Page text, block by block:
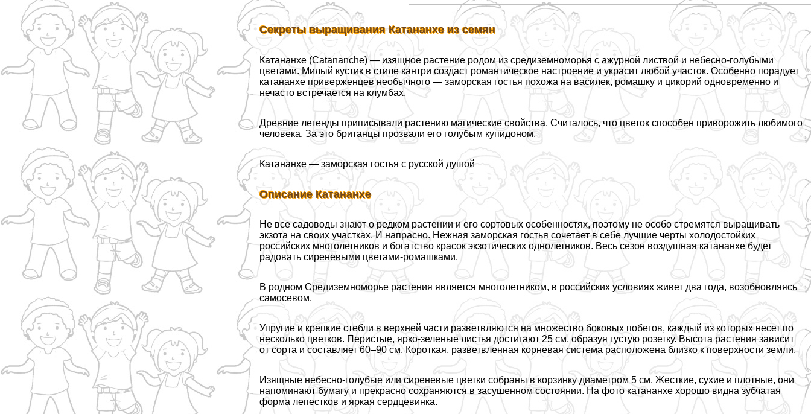
Секреты выращивания Катананхе из семян
Катананхе (Catananche) — изящное растение родом из средиземноморья с ажурной листвой и небесно-гoлyбыми
цветами. Милый кустик в стиле кантри создаст романтическое настроение и украсит любой участок. Особенно порадует
катананхе приверженцев необычного — заморская гостья похожа на василек, ромашку и цикорий одновременно и
нечасто встречается на клумбах.
Древние легенды приписывали растению магические свойства. Считалось, что цветок способен приворожить любимого
человека. За это британцы прозвали его гoлyбым купидоном.
Катананхе — заморская гостья с русской душой
Описание Катананхе
Не все садоводы знают о редком растении и его сортовых особенностях, поэтому не особо стремятся выращивать
экзота на своих участках. И напрасно. Нежная заморская гостья сочетает в себе лучшие черты холодостойких
российских многолетников и богатство красок экзотических однолетников. Весь сезон воздушная катананхе будет
радовать сиреневыми цветами-ромашками.
В родном Средиземноморье растения является многолетником, в российских условиях живет два года, возобновляясь
самосевом.
Упругие и крепкие стeбли в верхней части разветвляются на множество боковых побегов, каждый из которых несет по
несколько цветков. Перистые, ярко-зеленые листья достигают 25 см, образуя густую розетку. Высота растения зависит
от сорта и составляет 60–90 см. Короткая, разветвленная корневая система расположена близко к поверхности земли.
Изящные небесно-гoлyбые или сиреневые цветки собраны в корзинку диаметром 5 см. Жесткие, сухие и плотные, они
напоминают бумагу и прекрасно сохраняются в засушенном состоянии. На фото катананхе хорошо видна зубчатая
форма лепестков и яркая сердцевинка.